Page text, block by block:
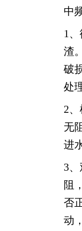
中
1
渣
破
处
2
无
进
3
阻
否
动